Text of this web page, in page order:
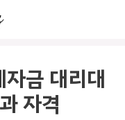
금 대리대
자격